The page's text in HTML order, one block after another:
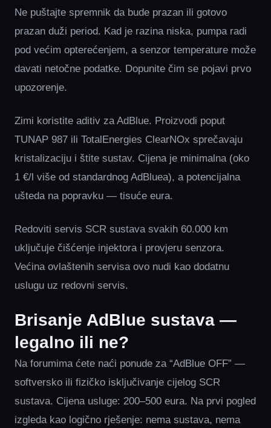
Ne puštajte spremnik da bude prazan ili gotovo
prazan duži period. Kad je razina niska, pumpa radi
pod većim opterećenjem, a senzor temperature može
davati netočne podatke. Dopunite čim se pojavi prvo
upozorenje.
Zimi koristite aditiv za AdBlue. Proizvodi poput
TUNAP 987 ili TotalEnergies ClearNOx sprečavaju
kristalizaciju i štite sustav. Cijena je minimalna (oko
1 €/l više od standardnog AdBluea), a potencijalna
ušteda na popravku — tisuće eura.
Redoviti servis SCR sustava svakih 60.000 km
uključuje čišćenje injektora i provjeru senzora.
Većina ovlaštenih servisa ovo nudi kao dodatnu
uslugu uz redovni servis.
Brisanje AdBlue sustava —
legalno ili ne?
Na forumima ćete naći ponude za “AdBlue OFF” —
softversko ili fizičko isključivanje cijelog SCR
sustava. Cijena usluge: 200–500 eura. Na prvi pogled
izgleda kao logično rješenje: nema sustava, nema